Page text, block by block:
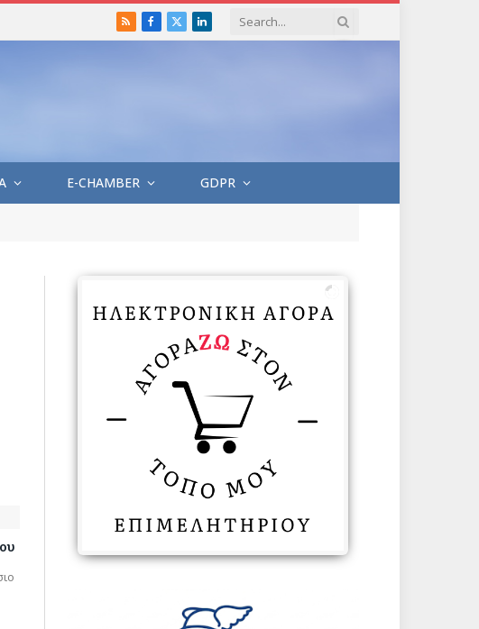
RSSFacebook
X
LinkedIn
E-CHAMBER GDPR